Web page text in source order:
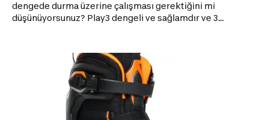
dengede durma üzerine çalışması gerektiğini mi
düşünüyorsunuz? Play3 dengeli ve sağlamdır ve 3
RAHATLIĞI Daha fazla rahatlık için iç ayakkabı
köpükten üretilmiştir ve makinede yıkanabilir.
KAYMA KALİTESİ İlk çıkışlarda hızı azaltmak için
rulmanları ayarlanmıştır. AYAK DESTEĞİ Dış yüzeyi ve
hassas tokaları sayesinde destek ve koruma.
AYARLANABİLİR YAPI Çocukların büyüyen ayaklarına